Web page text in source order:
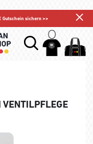
Gutschein sichern >>